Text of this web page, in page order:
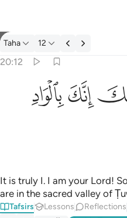
Tafsir: Taha 20:12
Taha 12
20:12
انك بالواد المقدس طوى ١٢
إِنَّكَ بِٱلْوَادِ ٱلْمُقَدَّسِ طُوًۭى ١٢
ﲿﳀ
It is truly I. I am your Lord!
are in the sacred valley of
Tafsirs Lessons Reflections